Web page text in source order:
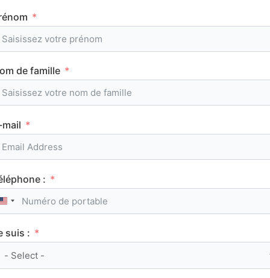
L’emploi du temps en première (cours et
horaires)
de famille
:
United States +1
suis :